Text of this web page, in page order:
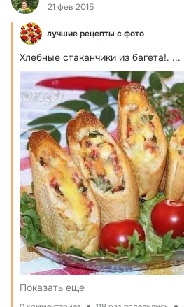
21 фев 2015
лучшие рецепты с фото
Хлебные стаканчики из багета!. ...
Показать еще